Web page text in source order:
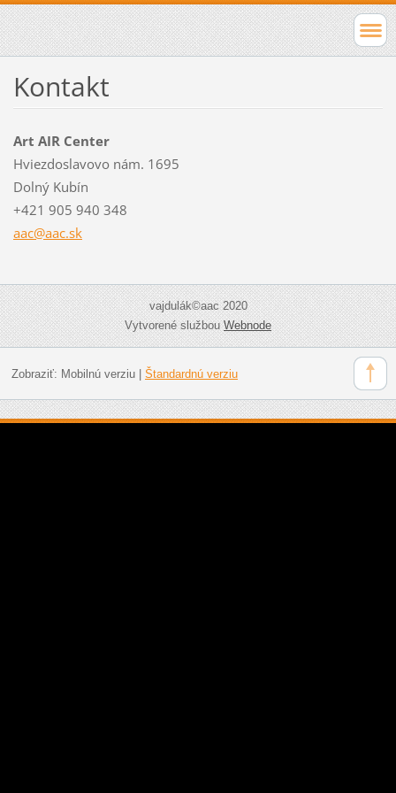
Kontakt
Art AIR Center
Hviezdoslavovo nám. 1695
Dolný Kubín
+421 905 940 348
aac@aac.sk
vajdulák©aac 2020
Vytvorené službouWebnode
Zobraziť: Mobilnú verziu| Štandardnú verziu